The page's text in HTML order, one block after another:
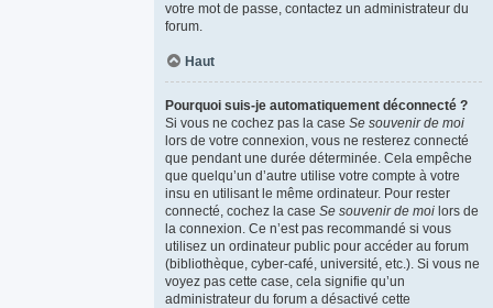
votre mot de passe, contactez un administrateur du
forum.
Haut
Pourquoi suis-je automatiquement déconnecté ?
Si vous ne cochez pas la case Se souvenir de moi
lors de votre connexion, vous ne resterez connecté
que pendant une durée déterminée. Cela empêche
que quelqu’un d’autre utilise votre compte à votre
insu en utilisant le même ordinateur. Pour rester
connecté, cochez la case Se souvenir de moi lors de
la connexion. Ce n’est pas recommandé si vous
utilisez un ordinateur public pour accéder au forum
(bibliothèque, cyber-café, université, etc.). Si vous ne
voyez pas cette case, cela signifie qu’un
administrateur du forum a désactivé cette